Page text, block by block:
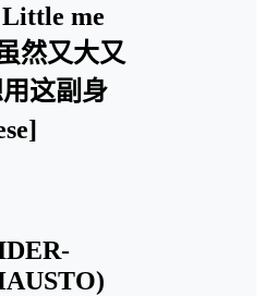
me
然又大又
这副身